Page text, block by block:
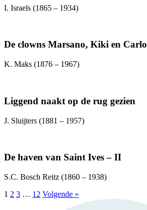
I. Israels (1865 – 1934)
De clowns Marsano, Kiki en Carlo
K. Maks (1876 – 1967)
Liggend naakt op de rug gezien
J. Sluijters (1881 – 1957)
De haven van Saint Ives – II
S.C. Bosch Reitz (1860 – 1938)
1 2 3 … 12 Volgende »